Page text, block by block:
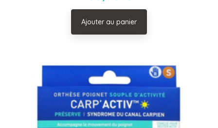
Ajouter au panier